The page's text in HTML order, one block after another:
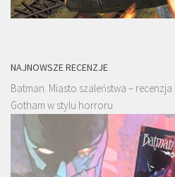
NAJNOWSZE RECENZJE
Batman. Miasto szaleństwa –
Gotham w stylu horroru